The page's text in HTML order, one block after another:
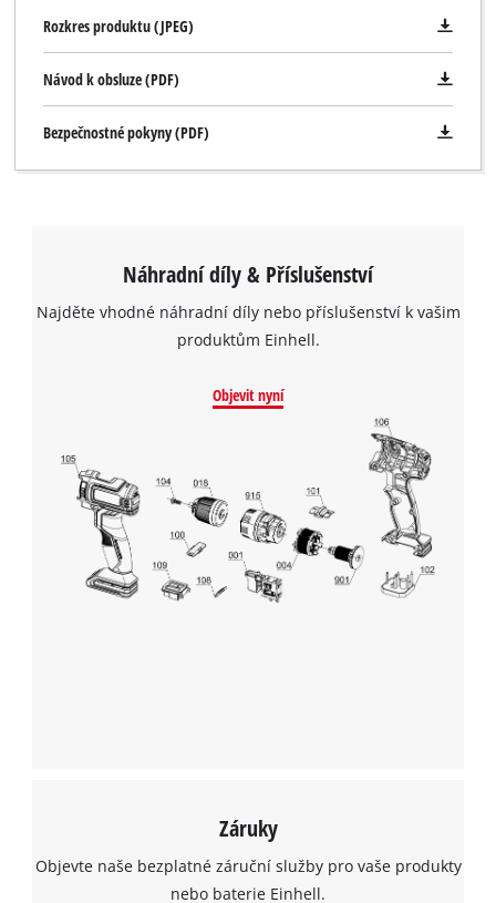
Rozkres produktu (JPEG)
Návod k obsluze (PDF)
Bezpečnostné pokyny (PDF)
Náhradní díly & Příslušenství
Najděte vhodné náhradní díly nebo příslušenství k vašim
produktům Einhell.
Objevit nyní
Záruky
Objevte naše bezplatné záruční služby pro vaše produkty
nebo baterie Einhell.